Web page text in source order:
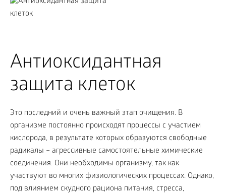
Антиоксидантная
защита клеток
Это последний и очень важный этап очищения. В
организме постоянно происходят процессы с участием
кислорода, в результате которых образуются свободные
радикалы – агрессивные самостоятельные химические
соединения. Они необходимы организму, так как
участвуют во многих физиологических процессах. Однако,
под влиянием скудного рациона питания, стресса,